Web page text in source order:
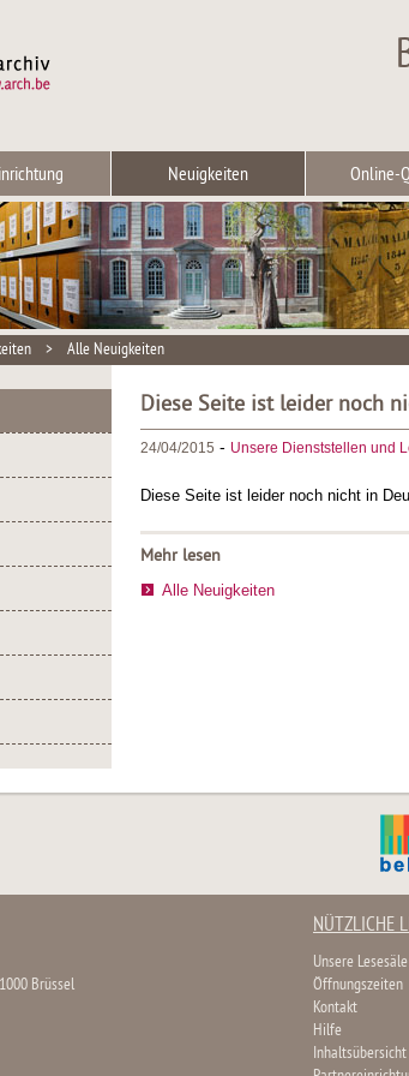
Neuigkeiten Online-
> Alle Neuigkeiten
Diese Seite ist leider noch
24/04/2015 - Unsere Dienststellen und
Diese Seite ist leider noch nicht in
Mehr lesen
Alle Neuigkeiten
Brüssel
NÜTZLICHE
Unsere Lesesäle
Öffnungszeiten
Kontakt
Hilfe
Inhaltsübersicht